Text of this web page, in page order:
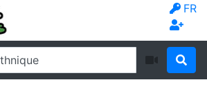
FR